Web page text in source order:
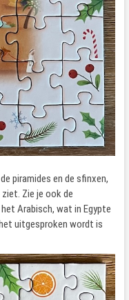
piramides en de sfinxen,
Zie je ook de
Arabisch, wat in Egypte